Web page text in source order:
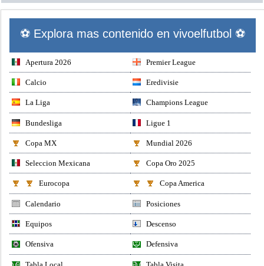
⚽ Explora mas contenido en vivoelfutbol ⚽
Apertura 2026 Premier League
Calcio Eredivisie
La Liga Champions League
Bundesliga Ligue 1
Copa MX Mundial 2026
Seleccion Mexicana Copa Oro 2025
Eurocopa Copa America
Calendario Posiciones
Equipos Descenso
Ofensiva Defensiva